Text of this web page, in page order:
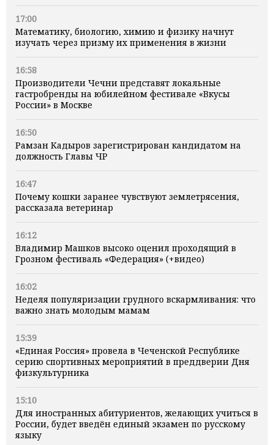
17:00
Математику, биологию, химию и физику начнут
изучать через призму их применения в жизни
16:58
Производители Чечни представят локальные
гастробренды на юбилейном фестивале «Вкусы
России» в Москве
16:50
Рамзан Кадыров зарегистрирован кандидатом на
должность Главы ЧР
16:47
Почему кошки заранее чувствуют землетрясения,
рассказала ветеринар
16:12
Владимир Машков высоко оценил проходящий в
Грозном фестиваль «Федерация» (+видео)
16:02
Неделя популяризации грудного вскармливания: что
важно знать молодым мамам
15:39
«Единая Россия» провела в Чеченской Республике
серию спортивных мероприятий в преддверии Дня
физкультурника
15:10
Для иностранных абитуриентов, желающих учиться в
России, будет введён единый экзамен по русскому
языку